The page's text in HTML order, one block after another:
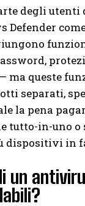
degli utenti
Defender
ma queste
separati,
la pena
tutto-in-uno o
dispositivi in
un